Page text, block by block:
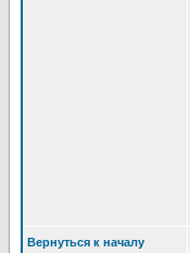
Вернуться к началу